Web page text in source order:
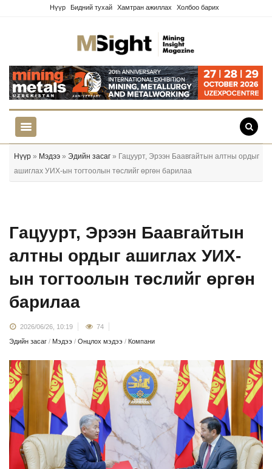
Нүүр Бидний тухай Хамтран ажиллах Холбоо барих
Нүүр » Мэдээ » Эдийн засаг » Гацуурт, Эрээн Баавгайтын алтны ордыг
ашиглах УИХ-ын тогтоолын төслийг өргөн барилаа
Гацуурт, Эрээн Баавгайтын
алтны ордыг ашиглах УИХ-
ын тогтоолын төслийг өргөн
барилаа
2026/06/26, 10:19
74
Эдийн засаг / Мэдээ / Онцлох мэдээ / Компани